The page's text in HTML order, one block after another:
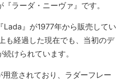
ラーダ・ニーヴァ』です。
Lada』が1977年から販売してい
も経過した現在でも、当初のデ
けられています。
意されており、ラダーフレー